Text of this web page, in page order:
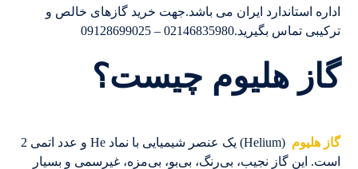
اداره استاندارد ایران می باشد.جهت خرید گازهای خالص و
ترکیبی تماس بگیرید.02146835980 – 09128699025
گاز هلیوم چیست؟
گاز هلیوم
(Helium) یک عنصر شیمیایی با نماد He و عدد اتمی 2
است. این گاز نجیب، بی‌رنگ، بی‌بو، بی‌مزه، غیرسمی و بسیار